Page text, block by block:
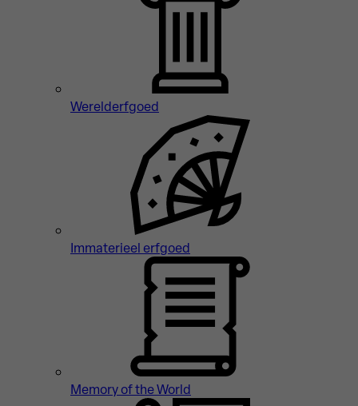
Werelderfgoed
Immaterieel erfgoed
Memory of the World